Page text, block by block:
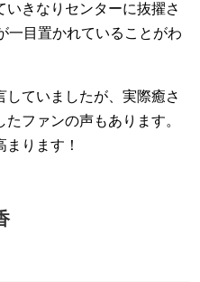
いきなりセンターに抜擢さ
一目置かれていることがわ
していましたが、実際癒さ
ファンの声もあります。
ります！